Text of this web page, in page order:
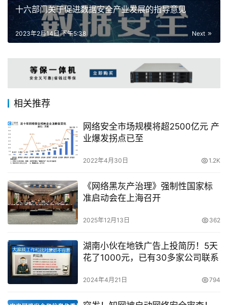
十六部门关于促进数据安全产业发展的指导意见
Next
2023年2月14日 下午5:38
相关推荐
网络安全市场规模将超2500亿元 产
业爆发拐点已至
2022年4月30日 1.2K
《网络黑灰产治理》强制性国家标
准启动会在上海召开
2025年12月13日 362
湖南小伙在地铁广告上投简历！5天
花了1000元，已有30多家公司联系
2024年4月21日 794